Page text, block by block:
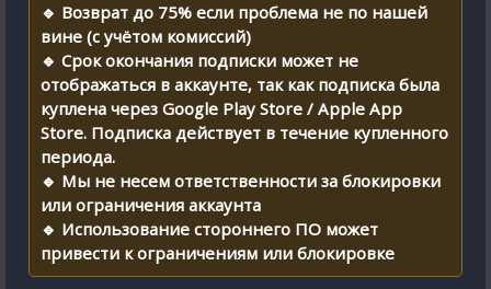
🔹 Возврат до 75% если проблема не по нашей
вине (с учётом комиссий)
🔹 Срок окончания подписки может не
отображаться в аккаунте, так как подписка была
куплена через Google Play Store / Apple App
Store. Подписка действует в течение купленного
периода.
🔹 Мы не несем ответственности за блокировки
или ограничения аккаунта
🔹 Использование стороннего ПО может
привести к ограничениям или блокировке